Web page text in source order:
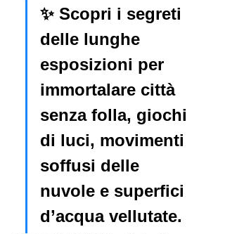
✨ Scopri i segreti
delle lunghe
esposizioni per
immortalare città
senza folla, giochi
di luci, movimenti
soffusi delle
nuvole e superfici
d’acqua vellutate.